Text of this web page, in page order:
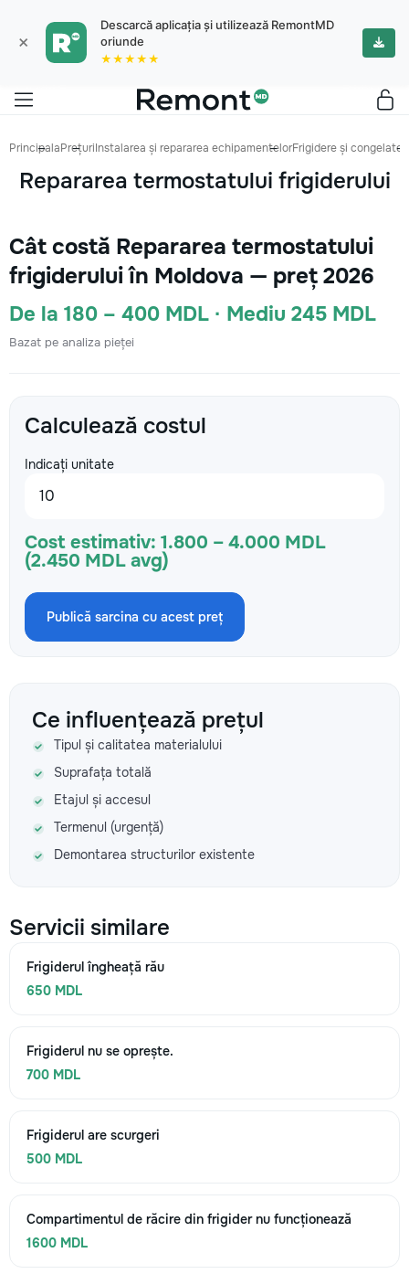
×
Descarcă aplicația și utilizează RemontMD
oriunde
★★★★★
PrincipalaPrețuriInstalarea și repararea echipamentelorFrigidere și
Repararea termostatului frigiderului
Cât costă Repararea termostatului
frigiderului în Moldova — preț 2026
De la 180 – 400 MDL · Mediu 245 MDL
Bazat pe analiza pieței
Calculează costul
Indicați unitate
Cost estimativ: 1.800 – 4.000 MDL
(2.450 MDL avg)
Publică sarcina cu acest preț
Ce influențează prețul
Tipul și calitatea materialului
Suprafața totală
Etajul și accesul
Termenul (urgență)
Demontarea structurilor existente
Servicii similare
Frigiderul îngheață rău
650 MDL
Frigiderul nu se oprește.
700 MDL
Frigiderul are scurgeri
500 MDL
Compartimentul de răcire din frigider nu funcționează
1600 MDL